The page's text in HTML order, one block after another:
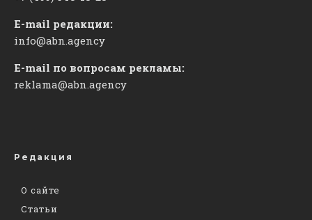
E-mail редакции:
info@abn.agency
E-mail по вопросам рекламы:
reklama@abn.agency
Редакция
О сайте
Статьи